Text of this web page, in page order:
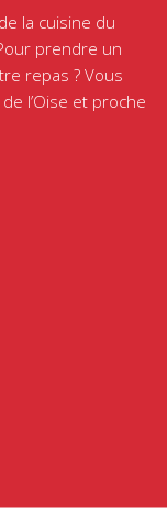
la cuisine du
prendre un
repas ? Vous
l’Oise et proche